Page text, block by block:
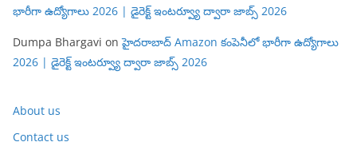
భారీగా ఉద్యోగాలు 2026 | డైరెక్ట్ ఇంటర్వ్యూ ద్వారా జాబ్స్ 2026
Dumpa Bhargavi onహైదరాబాద్ Amazon కంపెనీలో భారీగా ఉద్యోగాలు
2026 | డైరెక్ట్ ఇంటర్వ్యూ ద్వారా జాబ్స్ 2026
About us
Contact us